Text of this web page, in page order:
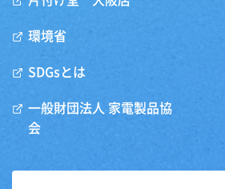
環境省
SDGsとは
一般財団法人 家電製品協
会